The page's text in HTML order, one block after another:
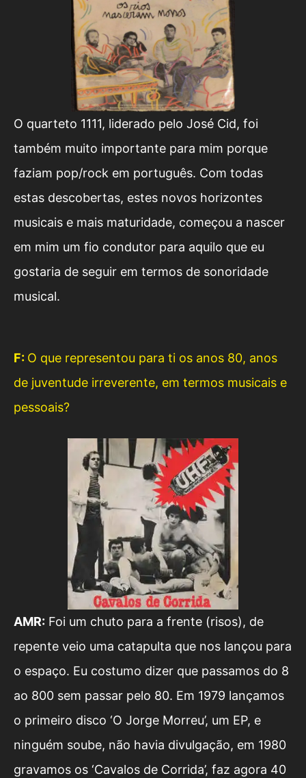
O quarteto 1111, liderado pelo José Cid, foi
também muito importante para mim porque
faziam pop/rock em português. Com todas
estas descobertas, estes novos horizontes
musicais e mais maturidade, começou a nascer
em mim um fio condutor para aquilo que eu
gostaria de seguir em termos de sonoridade
musical.
F: O que representou para ti os anos 80, anos
de juventude irreverente, em termos musicais e
pessoais?
AMR: Foi um chuto para a frente (risos), de
repente veio uma catapulta que nos lançou para
o espaço. Eu costumo dizer que passamos do 8
ao 800 sem passar pelo 80. Em 1979 lançamos
o primeiro disco ‘O Jorge Morreu’, um EP, e
ninguém soube, não havia divulgação, em 1980
gravamos os ‘Cavalos de Corrida’, faz agora 40